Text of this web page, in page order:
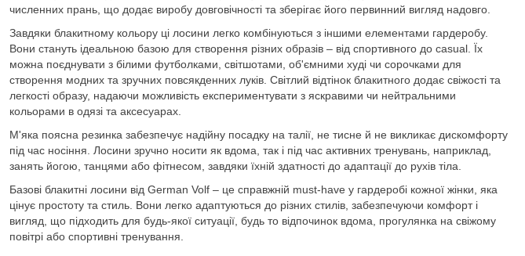
численних прань, що додає виробу довговічності та зберігає його первинний вигляд надовго.
Завдяки блакитному кольору ці лосини легко комбінуються з іншими елементами гардеробу.
Вони стануть ідеальною базою для створення різних образів – від спортивного до casual. Їх
можна поєднувати з білими футболками, світшотами, об'ємними худі чи сорочками для
створення модних та зручних повсякденних луків. Світлий відтінок блакитного додає свіжості та
легкості образу, надаючи можливість експериментувати з яскравими чи нейтральними
кольорами в одязі та аксесуарах.
М'яка поясна резинка забезпечує надійну посадку на талії, не тисне й не викликає дискомфорту
під час носіння. Лосини зручно носити як вдома, так і під час активних тренувань, наприклад,
занять йогою, танцями або фітнесом, завдяки їхній здатності до адаптації до рухів тіла.
Базові блакитні лосини від German Volf – це справжній must-have у гардеробі кожної жінки, яка
цінує простоту та стиль. Вони легко адаптуються до різних стилів, забезпечуючи комфорт і
вигляд, що підходить для будь-якої ситуації, будь то відпочинок вдома, прогулянка на свіжому
повітрі або спортивні тренування.